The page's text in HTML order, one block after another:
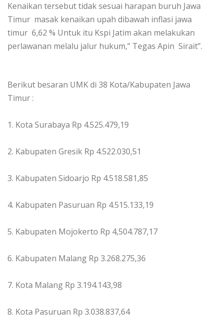
Kenaikan tersebut tidak sesuai harapan buruh Jawa
Timur masak kenaikan upah dibawah inflasi jawa
timur 6,62 % Untuk itu Kspi Jatim akan melakukan
perlawanan melalu jalur hukum,” Tegas Apin Sirait”.
Berikut besaran UMK di 38 Kota/Kabupaten Jawa
Timur :
1. Kota Surabaya Rp 4.525.479,19
2. Kabupaten Gresik Rp 4.522.030,51
3. Kabupaten Sidoarjo Rp 4.518.581,85
4. Kabupaten Pasuruan Rp 4.515.133,19
5. Kabupaten Mojokerto Rp 4,504.787,17
6. Kabupaten Malang Rp 3.268.275,36
7. Kota Malang Rp 3.194.143,98
8. Kota Pasuruan Rp 3.038.837,64